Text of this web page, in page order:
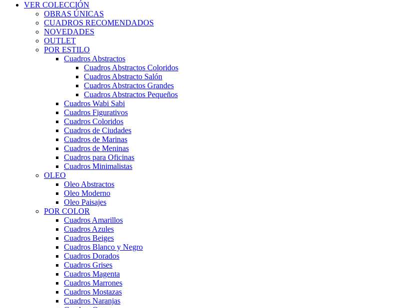
VER COLECCIÓN
OBRAS ÚNICAS
CUADROS RECOMENDADOS
NOVEDADES
OUTLET
POR ESTILO
Cuadros Abstractos
Cuadros Abstractos Coloridos
Cuadros Abstracto Salón
Cuadros Abstractos Grandes
Cuadros Abstractos Pequeños
Cuadros Wabi Sabi
Cuadros Figurativos
Cuadros Coloridos
Cuadros de Ciudades
Cuadros de Marinas
Cuadros de Meninas
Cuadros para Oficinas
Cuadros Minimalistas
OLEO
Oleo Abstractos
Oleo Moderno
Oleo Paisajes
POR COLOR
Cuadros Amarillos
Cuadros Azules
Cuadros Beiges
Cuadros Blanco y Negro
Cuadros Dorados
Cuadros Grises
Cuadros Magenta
Cuadros Marrones
Cuadros Mostazas
Cuadros Naranjas